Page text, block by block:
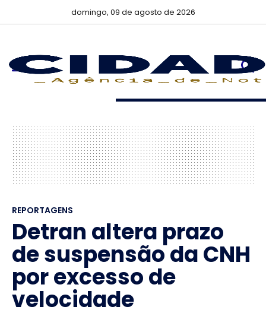
domingo, 09 de agosto de 2026
REPORTAGENS
Detran altera prazo
de suspensão da CNH
por excesso de
velocidade